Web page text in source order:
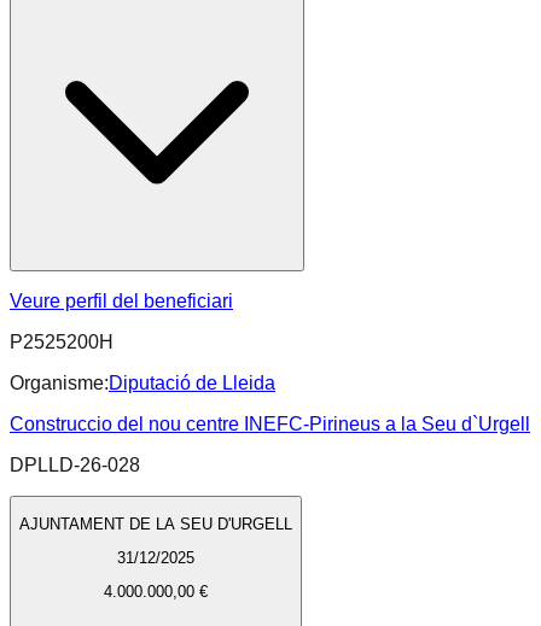
Veure perfil del beneficiari
P2525200H
Organisme:Diputació de Lleida
Construccio del nou centre INEFC-Pirineus a la Seu d`Urgell
DPLLD-26-028
AJUNTAMENT DE LA SEU D'URGELL
31/12/2025
4.000.000,00 €